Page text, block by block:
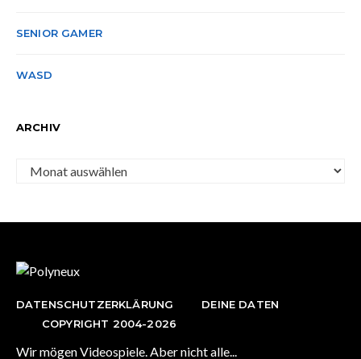
SENIOR GAMER
WASD
ARCHIV
Archiv
DATENSCHUTZERKLÄRUNG
DEINE DATEN
COPYRIGHT 2004-2026
Wir mögen Videospiele. Aber nicht alle...